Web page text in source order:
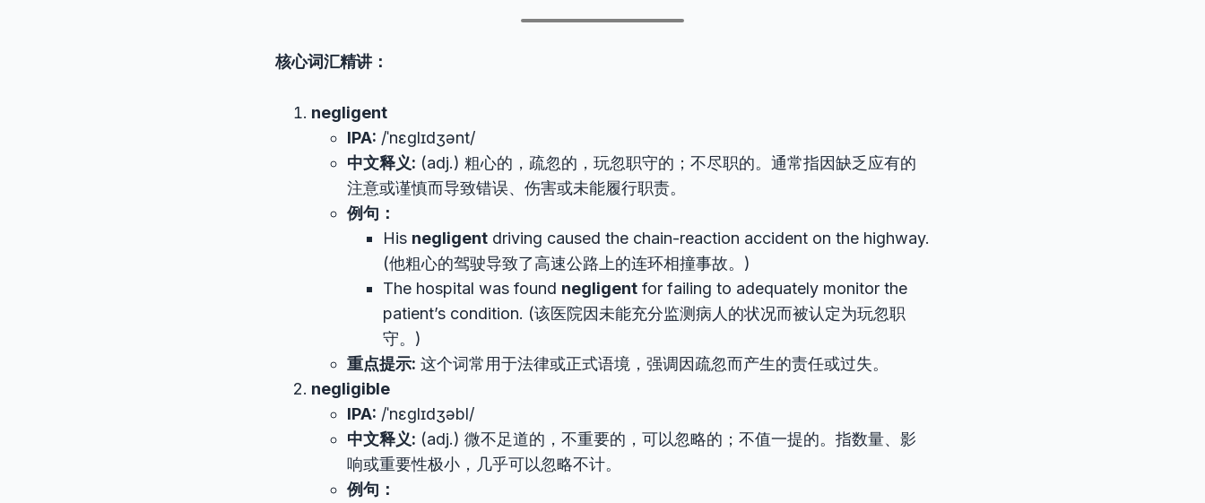
核心词汇精讲：
negligent
IPA: /ˈnɛɡlɪdʒənt/
中文释义: (adj.) 粗心的，疏忽的，玩忽职守的；不尽职的。通常指因缺乏应有的
注意或谨慎而导致错误、伤害或未能履行职责。
例句：
His negligent driving caused the chain-reaction accident on the highway.
(他粗心的驾驶导致了高速公路上的连环相撞事故。)
The hospital was found negligent for failing to adequately monitor the
patient’s condition. (该医院因未能充分监测病人的状况而被认定为玩忽职
守。)
重点提示: 这个词常用于法律或正式语境，强调因疏忽而产生的责任或过失。
negligible
IPA: /ˈnɛɡlɪdʒəbl/
中文释义: (adj.) 微不足道的，不重要的，可以忽略的；不值一提的。指数量、影
响或重要性极小，几乎可以忽略不计。
例句：